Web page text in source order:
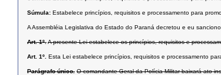
Súmula: Estabelece princípios, requisitos e processamento para
A Assembléia Legislativa do Estado do Paraná decretou e eu
Art. 1º.A presente Lei estabelece os princípios, requisitos e
Art. 1º. Esta Lei estabelece princípios, requisitos e processamento
Parágrafo único. O comandante-Geral da Polícia Militar baixará ato